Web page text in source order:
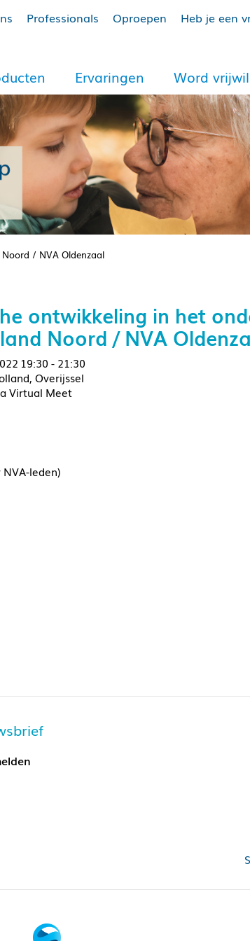
Professionals Oproepen Heb je een
Ervaringen Word
/ NVA Oldenzaal
ontwikkeling in het
Noord / NVA
19:30 - 21:30
Overijssel
Virtual Meet
leden)